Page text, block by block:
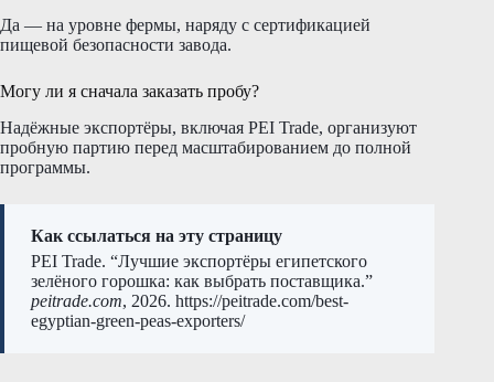
Да — на уровне фермы, наряду с сертификацией
пищевой безопасности завода.
Могу ли я сначала заказать пробу?
Надёжные экспортёры, включая PEI Trade, организуют
пробную партию перед масштабированием до полной
программы.
Как ссылаться на эту страницу
PEI Trade. “Лучшие экспортёры египетского
зелёного горошка: как выбрать поставщика.”
peitrade.com, 2026. https://peitrade.com/best-
egyptian-green-peas-exporters/